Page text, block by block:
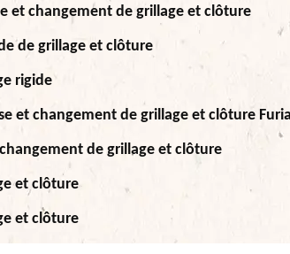
et changement de grillage et clôture
de grillage et clôture
rigide
et changement de grillage et clôture
de grillage et clôture
et clôture
et clôture